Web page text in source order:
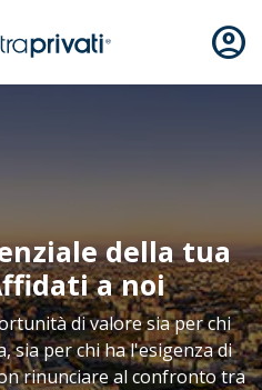
Aste account_circle
della tua
a noi
di valore sia per chi
sia per chi ha l'esigenza di
rinunciare al confronto tra